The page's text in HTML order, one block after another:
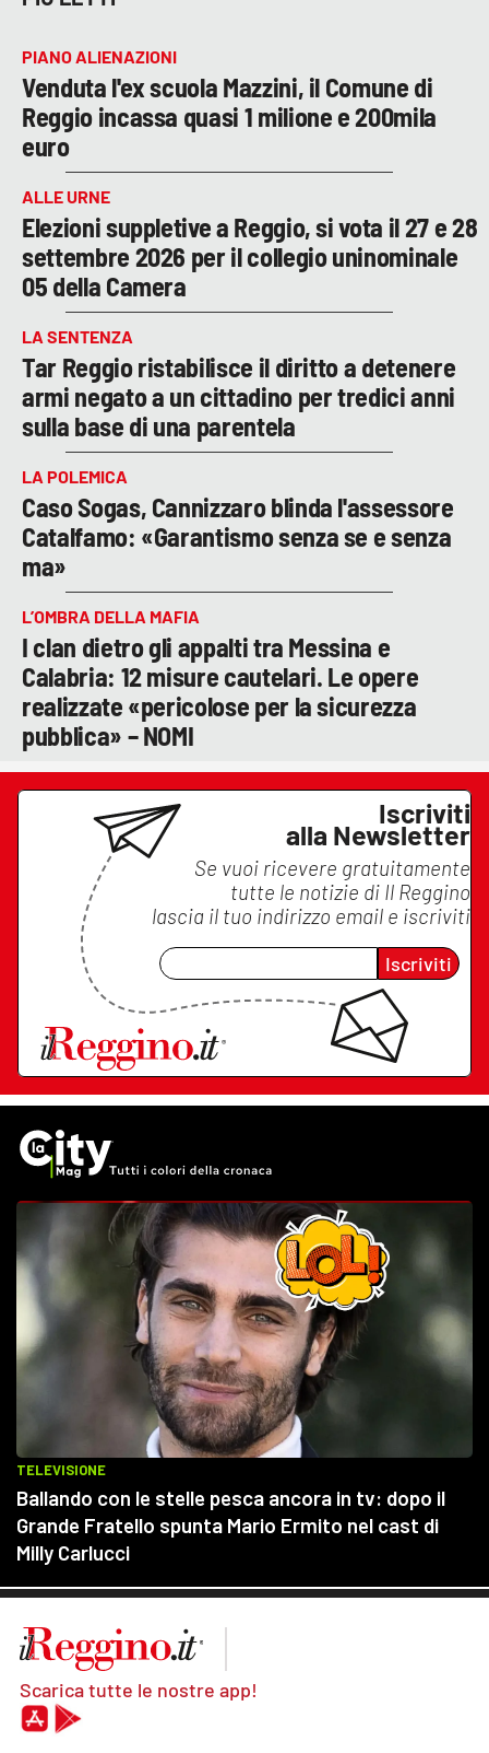
PIANO ALIENAZIONI
Venduta l'ex scuola Mazzini, il Comune di
Reggio incassa quasi 1 milione e 200mila
euro
ALLE URNE
Elezioni suppletive a Reggio, si vota il 27 e 28
settembre 2026 per il collegio uninominale
05 della Camera
LA SENTENZA
Tar Reggio ristabilisce il diritto a detenere
armi negato a un cittadino per tredici anni
sulla base di una parentela
LA POLEMICA
Caso Sogas, Cannizzaro blinda l'assessore
Catalfamo: «Garantismo senza se e senza
ma»
L’OMBRA DELLA MAFIA
I clan dietro gli appalti tra Messina e
Calabria: 12 misure cautelari. Le opere
realizzate «pericolose per la sicurezza
pubblica» – NOMI
Iscriviti
alla Newsletter
Se vuoi ricevere gratuitamente
tutte le notizie di Il Reggino
lascia il tuo indirizzo email e iscriviti
Iscriviti
Scarica tutte le nostre app!